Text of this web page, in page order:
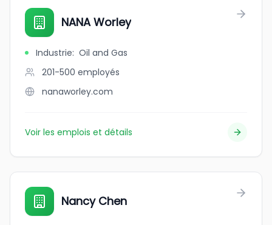
NANA Worley
Industrie: Oil and Gas
201-500 employés
nanaworley.com
Voir les emplois et détails
Nancy Chen